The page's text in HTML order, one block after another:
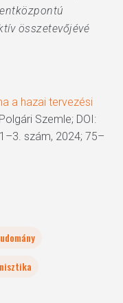
összetevőjévé
a hazai tervezési
Szemle; DOI:
szám, 2024; 75–